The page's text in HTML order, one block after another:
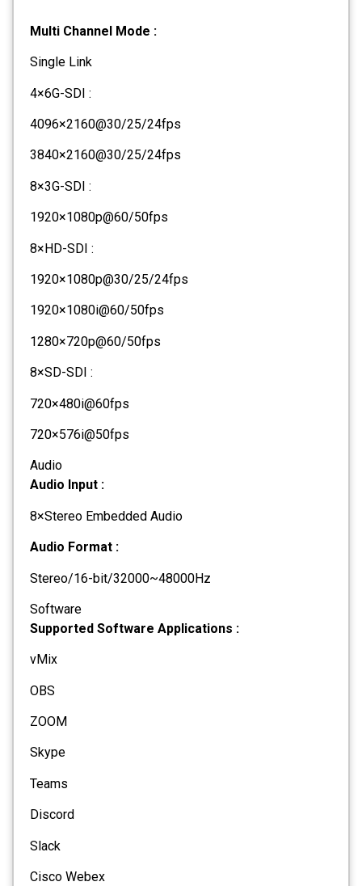
Multi Channel Mode :
Single Link
4×6G-SDI :
4096×2160@30/25/24fps
3840×2160@30/25/24fps
8×3G-SDI :
1920×1080p@60/50fps
8×HD-SDI :
1920×1080p@30/25/24fps
1920×1080i@60/50fps
1280×720p@60/50fps
8×SD-SDI :
720×480i@60fps
720×576i@50fps
Audio
Audio Input :
8×Stereo Embedded Audio
Audio Format :
Stereo/16-bit/32000~48000Hz
Software
Supported Software Applications :
vMix
OBS
ZOOM
Skype
Teams
Discord
Slack
Cisco Webex